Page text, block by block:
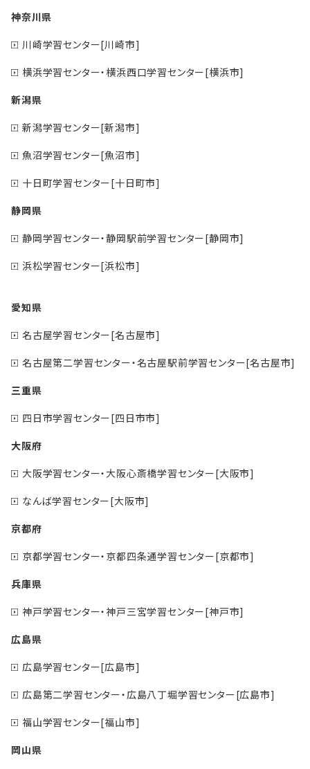
神奈川県
川崎学習センター[川崎市]
横浜学習センター・横浜西口学習センター[横浜市]
新潟県
新潟学習センター[新潟市]
魚沼学習センター[魚沼市]
十日町学習センター[十日町市]
静岡県
静岡学習センター・静岡駅前学習センター[静岡市]
浜松学習センター[浜松市]
愛知県
名古屋学習センター[名古屋市]
名古屋第二学習センター・名古屋駅前学習センター[名古屋市]
三重県
四日市学習センター[四日市市]
大阪府
大阪学習センター・大阪心斎橋学習センター[大阪市]
なんば学習センター[大阪市]
京都府
京都学習センター・京都四条通学習センター[京都市]
兵庫県
神戸学習センター・神戸三宮学習センター[神戸市]
広島県
広島学習センター[広島市]
広島第二学習センター・広島八丁堀学習センター[広島市]
福山学習センター[福山市]
岡山県